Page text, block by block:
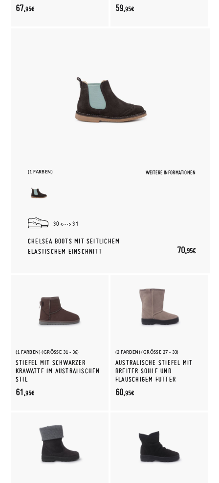
67,95€ 59,95€
(1 FARBEN) WEITERE INFORMATIONEN
30 31
CHELSEA BOOTS MIT SEITLICHEM
ELASTISCHEM EINSCHNITT
70,95€
(1 FARBEN) (GRÖSSE 31 - 36)
STIEFEL MIT SCHWARZER
KRAWATTE IM AUSTRALISCHEN
STIL
61,95€
(2 FARBEN) (GRÖSSE 27 - 33)
AUSTRALISCHE STIEFEL MIT
BREITER SOHLE UND
FLAUSCHIGEM FUTTER
60,95€